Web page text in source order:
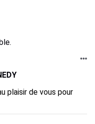
plaisir de vous pour